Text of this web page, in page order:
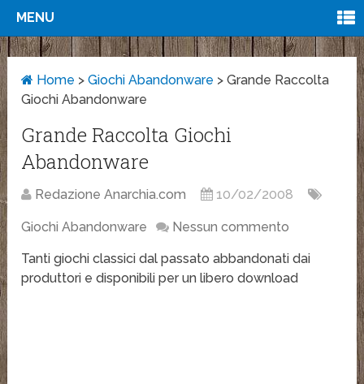
MENU
Home >Giochi Abandonware >Grande Raccolta
Giochi Abandonware
Grande Raccolta Giochi
Abandonware
Redazione Anarchia.com 10/02/2008
Giochi Abandonware Nessun commento
Tanti giochi classici dal passato abbandonati dai
produttori e disponibili per un libero download